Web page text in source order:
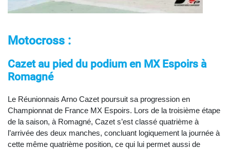
Motocross :
Cazet au pied du podium en MX Espoirs à
Romagné
Le Réunionnais Arno Cazet poursuit sa progression en
Championnat de France MX Espoirs. Lors de la troisième étape
de la saison, à Romagné, Cazet s’est classé quatrième à
l’arrivée des deux manches, concluant logiquement la journée à
cette même quatrième position, ce qui lui permet aussi de